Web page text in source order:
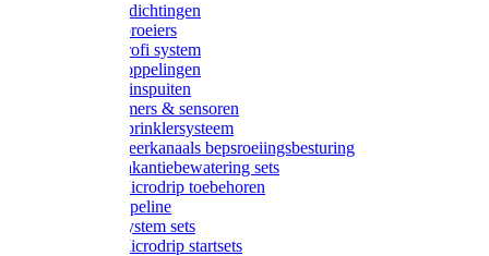
Gardena afdichtingen
Gardena sproeiers
Gardena Profi system
Gardena koppelingen
Gardena tuinspuiten
Gardena timers & sensoren
Gardena Sprinklersysteem
Gardena meerkanaals bepsroeiingsbesturing
Gardena vakantiebewatering sets
Gardena Microdrip toebehoren
Gardena Pipeline
Gardena System sets
Gardena Microdrip startsets